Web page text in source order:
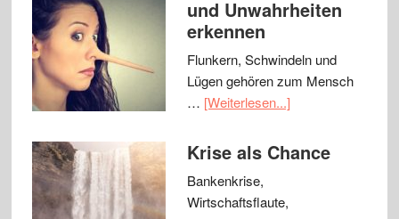
und Unwahrheiten
erkennen
Flunkern, Schwindeln und
Lügen gehören zum Mensch
… [Weiterlesen...]
Krise als Chance
Bankenkrise,
Wirtschaftsflaute,